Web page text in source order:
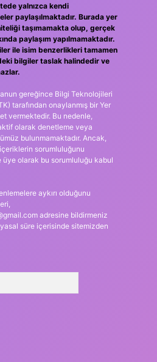
yalnızca kendi
paylaşılmaktadır. Burada yer
taşımamakta olup, gerçek
paylaşım yapılmamaktadır.
ile isim benzerlikleri tamamen
bilgiler taslak halindedir ve
gereğince Bilgi Teknolojileri
tarafından onaylanmış bir Yer
vermektedir. Bu nedenle,
olarak denetleme veya
bulunmamaktadır. Ancak,
sorumluluğunu
üye olarak bu sorumluluğu kabul
aykırı olduğunu
adresine bildirmeniz
süre içerisinde sitemizden